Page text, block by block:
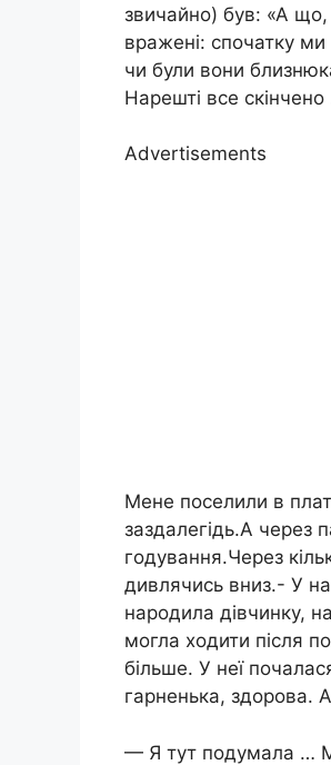
звичайно) був: «А що,
вражені: спочатку ми
чи були вони
Нарешті все
Advertisements
Мене поселили в
заздалегідь.А через
годування.Через
дивлячись вниз.- У
народила дівчинку,
могла ходити після
більше. У неї
гарненька, здорова.
— Я тут подумала …